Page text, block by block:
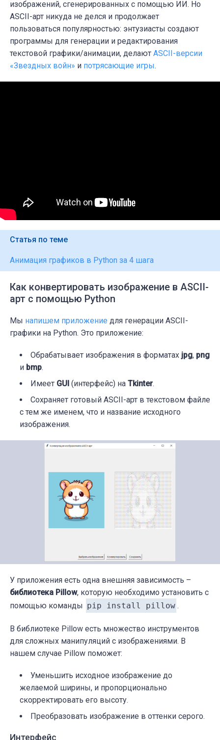
изображений, сгенерированных с помощью ИИ. Но
ASCII-арт никуда не делся и продолжает
пользоваться популярностью: энтузиасты создают
программы для генерации и редактирования
текстовой графики/анимации, делают ASCII-версии
«Звездных войн» и потрясающие игры.
Статья по теме
Анимация графиков в Python за 4 шага
Как конвертировать изображение в ASCII-
арт с помощью Python
Мы напишем приложение для генерации ASCII-
графики на Python. Это приложение:
Обрабатывает изображения в форматах jpg, png
и bmp.
Имеет GUI (интерфейс) на Tkinter.
Сохраняет готовый ASCII-арт в текстовом файле
с тем же именем, что и название исходного
изображения.
У приложения есть одна внешняя зависимость –
библиотека Pillow, которую необходимо установить с
помощью команды pip install pillow .
В библиотеке Pillow есть множество инструментов
для сложных манипуляций с изображениями. В
нашем случае Pillow поможет:
Уменьшить исходное изображение до
желаемой ширины, и пропорционально
скорректировать его высоту.
Преобразовать изображение в оттенки серого.
Интерфейс